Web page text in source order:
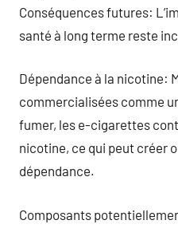
Conséquences futures:
santé à long terme reste
Dépendance à la nicotine:
commercialisées comme
fumer, les e-cigarettes
nicotine, ce qui peut créer
dépendance.
Composants